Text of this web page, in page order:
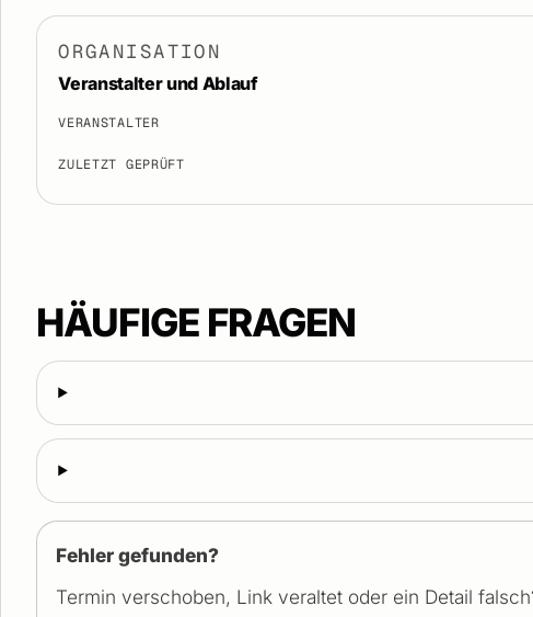
ORGANISATION
Veranstalter und Ablauf
VERANSTALTER
ZULETZT GEPRÜFT
HÄUFIGE FRAGEN
Fehler gefunden?
Termin verschoben, Link veraltet oder ein Detail